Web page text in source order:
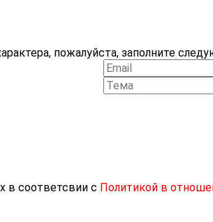
пожалуйста, заполните
в соответсвии с Политикой в